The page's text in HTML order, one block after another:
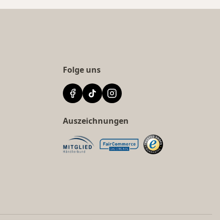
Folge uns
Auszeichnungen